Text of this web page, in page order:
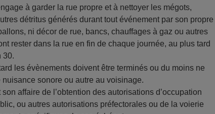
à garder la rue propre et à nettoyer les mégots,
détritus générés durant tout événement par son propre
ni décor de rue, bancs, chauffages à gaz ou autres
rester dans la rue en fin de chaque journée, au plus tard
30.
les évènements doivent être terminés ou du moins ne
sonore ou autre au voisinage.
son affaire de l’obtention des autorisations d’occupation
ou autres autorisations préfectorales ou de la voierie